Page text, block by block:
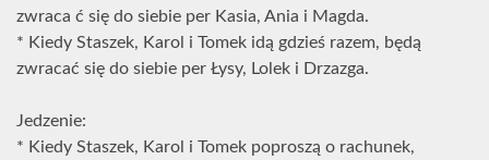
zwraca ć się do siebie per Kasia, Ania i Magda.
* Kiedy Staszek, Karol i Tomek idą gdzieś razem, będą
zwracać się do siebie per Łysy, Lolek i Drzazga.
Jedzenie:
* Kiedy Staszek, Karol i Tomek poproszą o rachunek,